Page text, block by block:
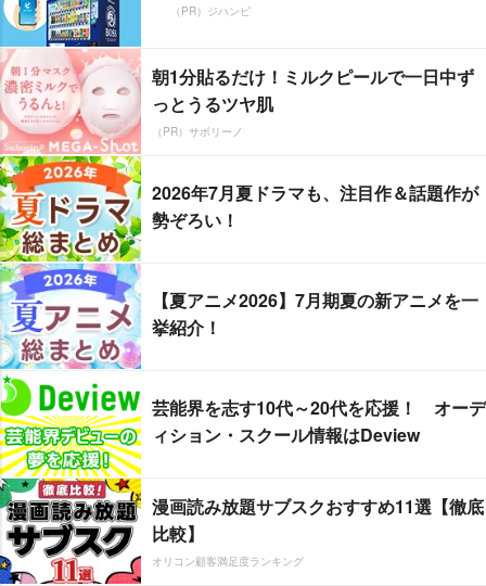
（PR）ジハンピ
朝1分貼るだけ！ミルクピールで一日中ず
っとうるツヤ肌
（PR）サボリーノ
2026年7月夏ドラマも、注目作＆話題作が
勢ぞろい！
【夏アニメ2026】7月期夏の新アニメを一
挙紹介！
芸能界を志す10代～20代を応援！ オーデ
ィション・スクール情報はDeview
漫画読み放題サブスクおすすめ11選【徹底
比較】
オリコン顧客満足度ランキング